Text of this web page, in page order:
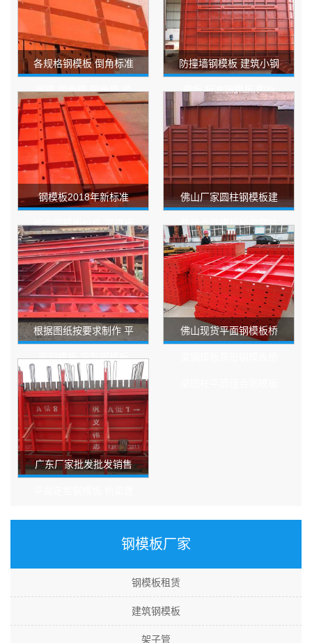
各规格钢模板 倒角标准
钢模 阴角模 阳角模 模
板倒角连接角钢
防撞墙钢模板 建筑小钢
模板 标准钢模板 国标
钢模板2018年新标准
组合钢模板价格 钢模板
长度定做范围
佛山厂家圆柱钢模板建
筑组合钢模板桥梁圆柱
混凝土定型钢模板
根据图纸按要求制作 平
面钢模板 定型钢模板
性价比高
佛山现货平面钢模板桥
广东厂家批发批发销售
筑工程铁模板组合钢
钢模板厂家
钢模板租赁
建筑钢模板
架子管